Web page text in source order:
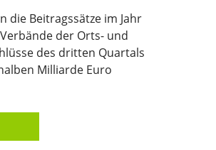
die Beitragssätze im Jahr
der Orts- und
des dritten Quartals
Milliarde Euro